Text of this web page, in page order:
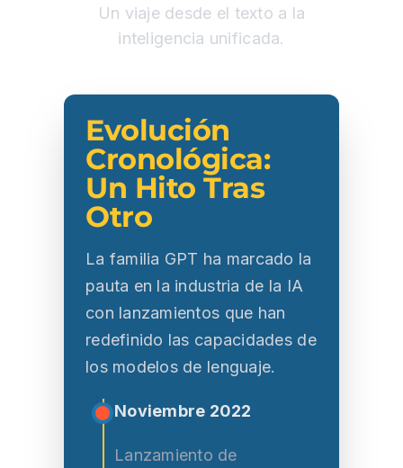
Un viaje desde el texto a la
inteligencia unificada.
Evolución
Cronológica:
Un Hito Tras
Otro
La familia GPT ha marcado la
pauta en la industria de la IA
con lanzamientos que han
redefinido las capacidades de
los modelos de lenguaje.
Noviembre 2022
Lanzamiento de